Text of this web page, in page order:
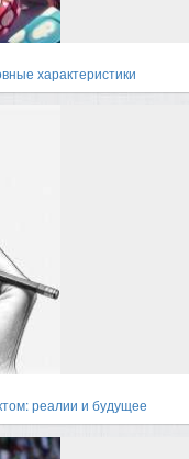
характеристики
реалии и будущее